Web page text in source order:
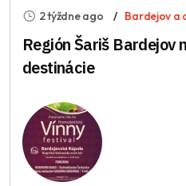
2 týždne ago Bardejov a
Región Šariš Bardejov
destinácie